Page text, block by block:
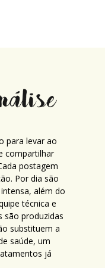
para levar ao
compartilhar
postagem
Por dia são
além do
técnica e
são produzidas
substituem a
saúde, um
já